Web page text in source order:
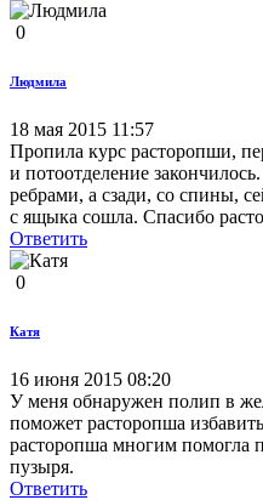
0
Людмила
18 мая 2015 11:57
Пропила курс расторопши,
и потоотделение
ребрами, а сзади, со спины,
с ящыка сошла. Спасибо
Ответить
0
Катя
16 июня 2015 08:20
У меня обнаружен полип в
поможет расторопша
расторопша многим помогла
пузыря.
Ответить